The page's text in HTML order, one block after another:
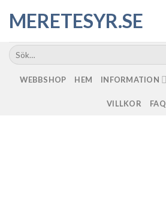
MERETESYR.SE
WEBBSHOP HEM INFORMATION
VILLKOR FAQ